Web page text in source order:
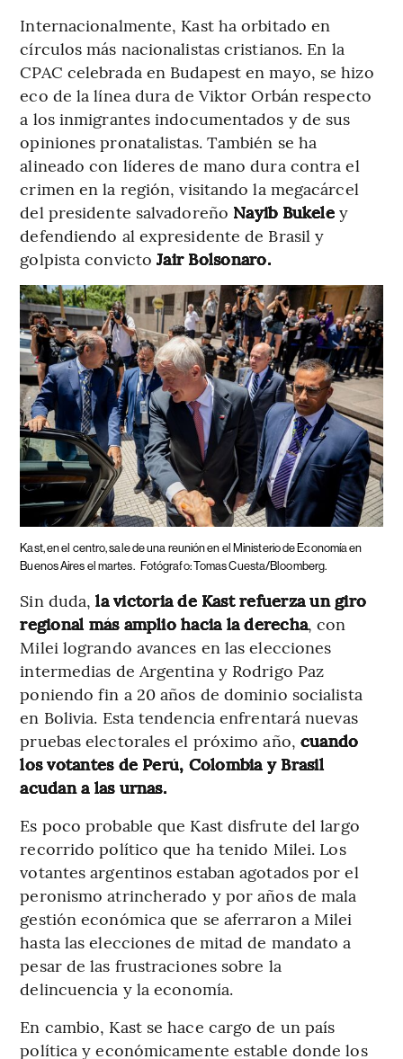
Internacionalmente, Kast ha orbitado en
círculos más nacionalistas cristianos. En la
CPAC celebrada en Budapest en mayo, se hizo
eco de la línea dura de Viktor Orbán respecto
a los inmigrantes indocumentados y de sus
opiniones pronatalistas. También se ha
alineado con líderes de mano dura contra el
crimen en la región, visitando la megacárcel
del presidente salvadoreño Nayib Bukeley
defendiendo al expresidente de Brasil y
golpista convictoJair Bolsonaro.
Kast, en el centro, sale de una reunión en el Ministerio de Economía en
Buenos Aires el martes. Fotógrafo: Tomas Cuesta/Bloomberg.
Sin duda,la victoria de Kast refuerza un giro
regional más amplio hacia la derecha, con
Milei logrando avances en las elecciones
intermedias de Argentina y Rodrigo Paz
poniendo fin a 20 años de dominio socialista
en Bolivia. Esta tendencia enfrentará nuevas
pruebas electorales el próximo año, cuando
los votantes de Perú, Colombia y Brasil
acudan a las urnas.
Es poco probable que Kast disfrute del largo
recorrido político que ha tenido Milei. Los
votantes argentinos estaban agotados por el
peronismo atrincherado y por años de mala
gestión económica que se aferraron a Milei
hasta las elecciones de mitad de mandato a
pesar de las frustraciones sobre la
delincuencia y la economía.
En cambio, Kast se hace cargo de un país
política y económicamente estable donde los